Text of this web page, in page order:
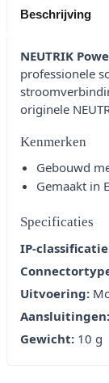
Beschrijving
NEUTRIK
professionele
originele
Kenmerken
Gebouwd
Gemaakt in
Specificaties
IP-
Uitvoering:
Aansluitingen:
Gewicht: 10 g